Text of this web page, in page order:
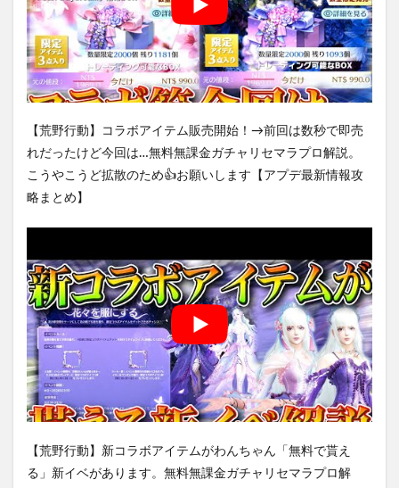
【荒野行動】コラボアイテム販売開始！→前回は数秒で即売
れだったけど今回は…無料無課金ガチャリセマラプロ解説。
こうやこうど拡散のため👍お願いします【アプデ最新情報攻
略まとめ】
【荒野行動】新コラボアイテムがわんちゃん「無料で貰え
る」新イベがあります。無料無課金ガチャリセマラプロ解